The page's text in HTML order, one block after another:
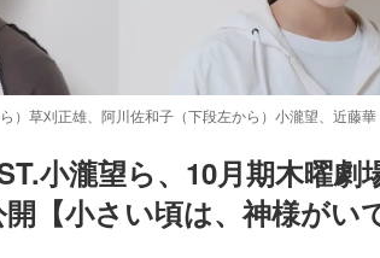
）草刈正雄、阿川佐和子（下段左から）小瀧望、近藤
Loaded:
52.23%
小瀧望ら、10月期木曜劇
【小さい頃は、神様がい